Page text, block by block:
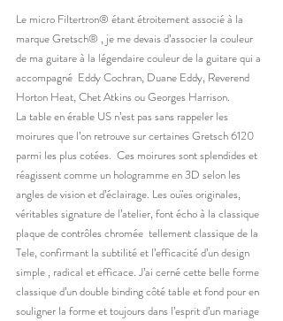
Le micro Filtertron® étant étroitement associé à la
marque Gretsch® , je me devais d’associer la couleur
de ma guitare à la légendaire couleur de la guitare qui a
accompagné  Eddy Cochran, Duane Eddy, Reverend
Horton Heat, Chet Atkins ou Georges Harrison.
La table en érable US n’est pas sans rappeler les
moirures que l’on retrouve sur certaines Gretsch 6120
parmi les plus cotées.  Ces moirures sont splendides et
réagissent comme un hologramme en 3D selon les
angles de vision et d’éclairage. Les ouïes originales,
véritables signature de l’atelier, font écho à la classique
plaque de contrôles chromée  tellement classique de la
Tele, confirmant la subtilité et l’efficacité d’un design
simple , radical et efficace. J’ai cerné cette belle forme
classique d’un double binding côté table et fond pour en
souligner la forme et toujours dans l’esprit d’un mariage